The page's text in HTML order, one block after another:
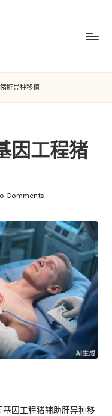
肝异种移植
因工程猪
Comments
因工程猪辅助肝异种移